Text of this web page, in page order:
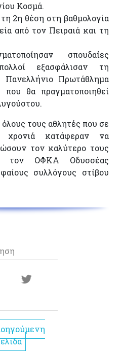
Κοσμά.
2η θέση στη βαθμολογία
από τον Πειραιά και τη
σπουδαίες
εξασφάλισαν τη
Πρωτάθλημα
θα πραγματοποιηθεί
τους αθλητές που σε
κατάφεραν να
τον καλύτερο τους
τον ΟΦΚΑ Οδυσσέας
συλλόγους στίβου